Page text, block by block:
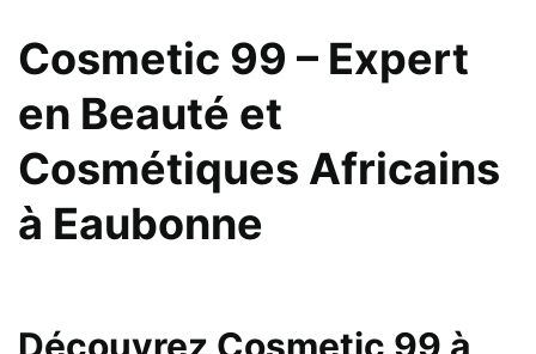
Cosmetic 99 – Expert
en Beauté et
Cosmétiques Africains
à Eaubonne